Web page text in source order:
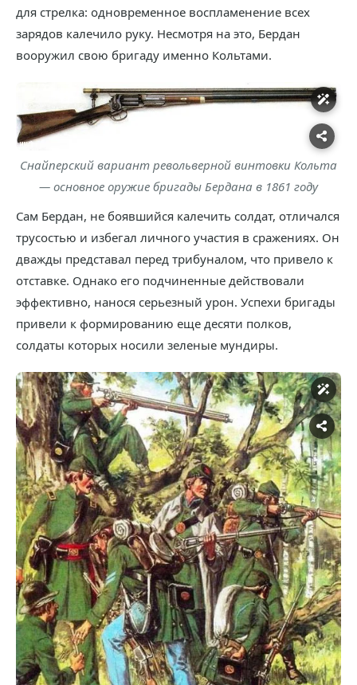
для стрелка: одновременное воспламенение всех
зарядов калечило руку. Несмотря на это, Бердан
вооружил свою бригаду именно Кольтами.
Снайперский вариант револьверной винтовки Кольта
— основное оружие бригады Бердана в 1861 году
Сам Бердан, не боявшийся калечить солдат, отличался
трусостью и избегал личного участия в сражениях. Он
дважды представал перед трибуналом, что привело к
отставке. Однако его подчиненные действовали
эффективно, нанося серьезный урон. Успехи бригады
привели к формированию еще десяти полков,
солдаты которых носили зеленые мундиры.